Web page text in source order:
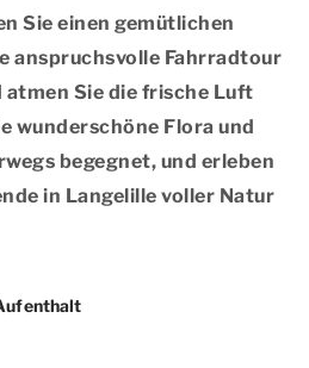
Sie einen gemütlichen
anspruchsvolle Fahrradtour
atmen Sie die frische Luft
wunderschöne Flora und
begegnet, und erleben
in Langelille voller Natur